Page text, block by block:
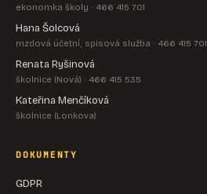
ekonomka školy · 466 415 701
Hana Šolcová
mzdová účetní, spisová služba · 466 415 701
Renata Ryšinová
školnice (Nová) · 466 415 535
Kateřina Menčíková
školnice (Lonkova)
DOKUMENTY
GDPR